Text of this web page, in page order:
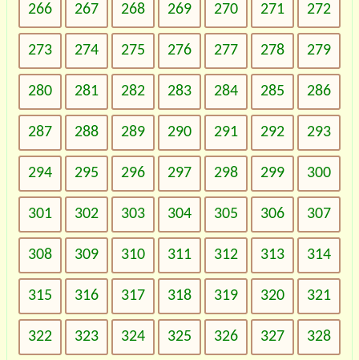
266 267 268 269 270 271 272
273 274 275 276 277 278 279
280 281 282 283 284 285 286
287 288 289 290 291 292 293
294 295 296 297 298 299 300
301 302 303 304 305 306 307
308 309 310 311 312 313 314
315 316 317 318 319 320 321
322 323 324 325 326 327 328